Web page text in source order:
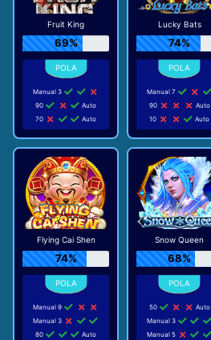
Fruit King
69%
Manual 3
90
Auto
70
Auto
Lucky Bats
74%
Manual 7
90
Auto
10
Auto
Flying Cai Shen
74%
Manual 9
Manual 3
80
Auto
Snow Queen
68%
50
Auto
Manual 3
Manual 5